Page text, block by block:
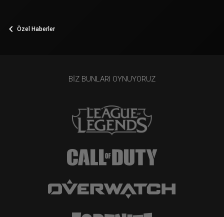
Özel Haberler
BIZ BUNLARI OYNUYORUZ